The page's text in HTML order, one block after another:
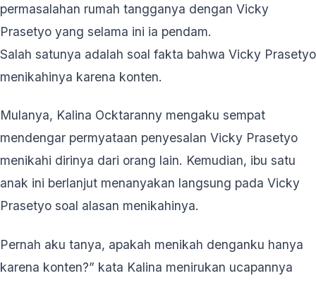
permasalahan rumah tangganya dengan Vicky
Prasetyo yang selama ini ia pendam.
Salah satunya adalah soal fakta bahwa Vicky Prasetyo
menikahinya karena konten.
Mulanya, Kalina Ocktaranny mengaku sempat
mendengar permyataan penyesalan Vicky Prasetyo
menikahi dirinya dari orang lain. Kemudian, ibu satu
anak ini berlanjut menanyakan langsung pada Vicky
Prasetyo soal alasan menikahinya.
Pernah aku tanya, apakah menikah denganku hanya
karena konten?” kata Kalina menirukan ucapannya